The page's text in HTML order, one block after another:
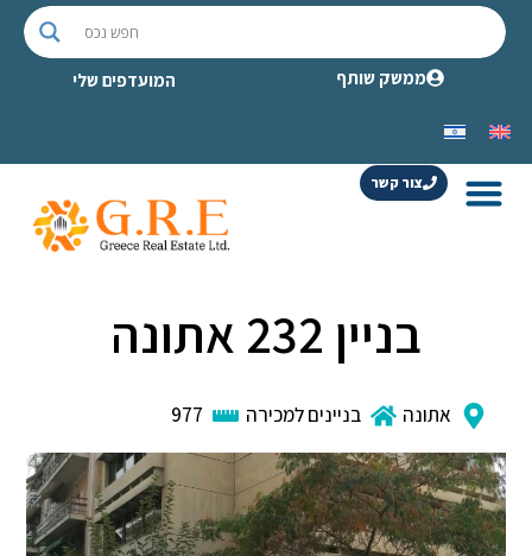
ממשק שותף המועדפים שלי
צור קשר
בניין 232 אתונה
אתונה בניינים למכירה 977